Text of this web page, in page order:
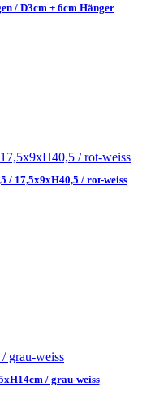
/ D3cm + 6cm Hänger
/ 17,5x9xH40,5 / rot-weiss
/ grau-weiss